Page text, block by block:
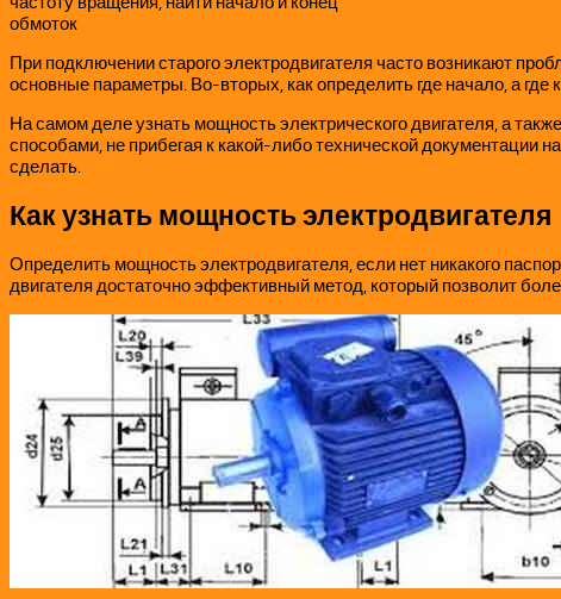
обмоток
При подключении старого электродвигателя часто возникают
основные параметры. Во-вторых, как определить где начало, а
На самом деле узнать мощность электрического двигателя, а
способами, не прибегая к какой-либо технической документации
сделать.
Как узнать мощность электродвигателя
Определить мощность электродвигателя, если нет никакого
двигателя достаточно эффективный метод, который позволит